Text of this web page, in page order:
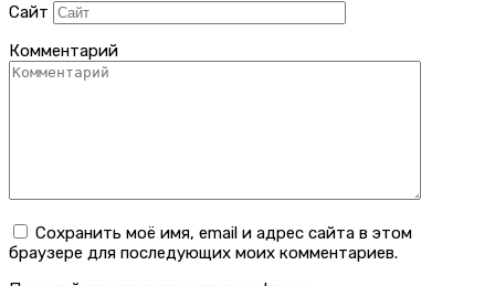
Сайт
Комментарий
Сохранить моё имя, email и адрес сайта в этом
браузере для последующих моих комментариев.